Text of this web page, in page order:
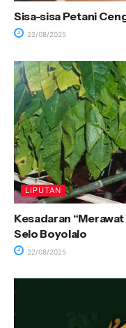
Sisa-sisa Petani
22/08/2025
LIPUTAN
Kesadaran
Selo Boyolalo
22/08/2025